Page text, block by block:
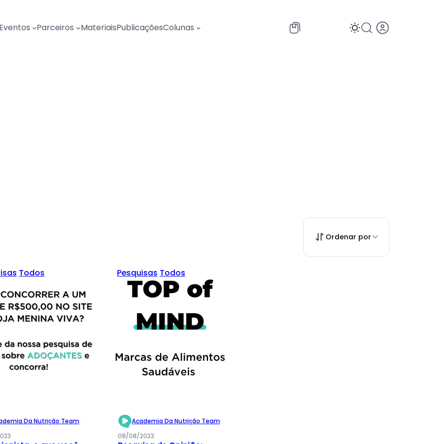
Eventos Parceiros MateriaisPublicaçõesColunas
Ordenar por
Todos
Da Nutrição Team·
Pesquisas Todos
Academia Da Nutrição Team·
08/08/2023